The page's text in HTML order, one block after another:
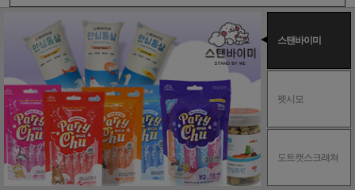
스탠바이미
펫시모
도트캣스크래쳐